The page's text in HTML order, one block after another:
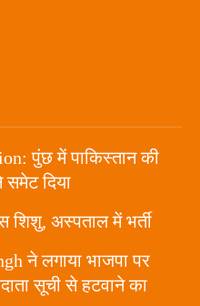
पुंछ में पाकिस्तान की
समेट दिया
शिशु, अस्पताल में भर्ती
ने लगाया भाजपा पर
सूची से हटवाने का